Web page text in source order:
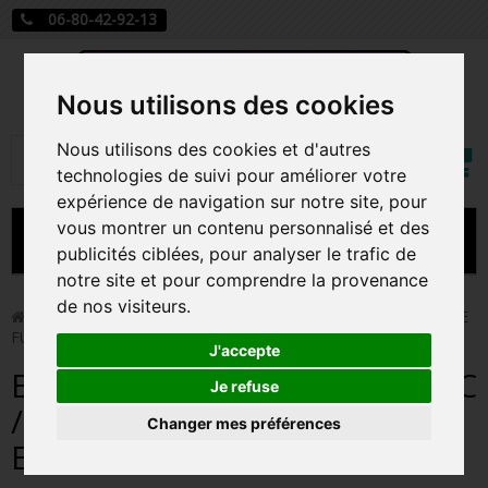
Nous utilisons des cookies
Nous utilisons des cookies et d'autres
technologies de suivi pour améliorer votre
expérience de navigation sur notre site, pour
vous montrer un contenu personnalisé et des
publicités ciblées, pour analyser le trafic de
notre site et pour comprendre la provenance
de nos visiteurs.
J'accepte
Je refuse
Changer mes préférences
06-80-42-92-13
Rechercher
Mon
MENU
CARTE A JOUER
PRÉCOMMANDE FIGURINES POP
FIGURINES POP MANGA
FIGURINES POP DISNEY
FIGURINES POP MARVEL
Funko Pop! > BUCCANEER SHADOW / SONIC / FIGURINE
FUNKO POP / EXCLUSIVE SDCC 2025
BUCCANEER SHADOW / SONIC
/ FIGURINE FUNKO POP /
EXCLUSIVE SDCC 2025